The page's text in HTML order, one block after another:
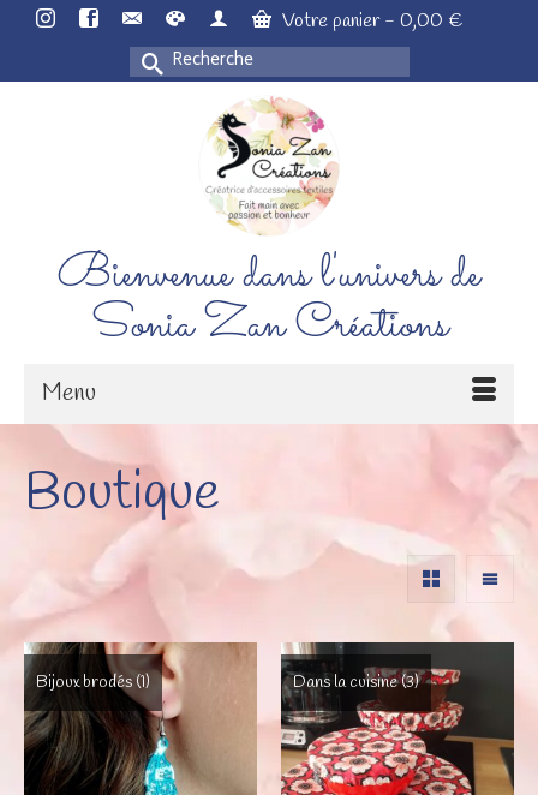
Votre panier- 0,00 €
Rechercher :
Bienvenue dans l'univers de
Sonia Zan Créations
Menu
Boutique
Bijoux brodés (1) Dans la cuisine(3)